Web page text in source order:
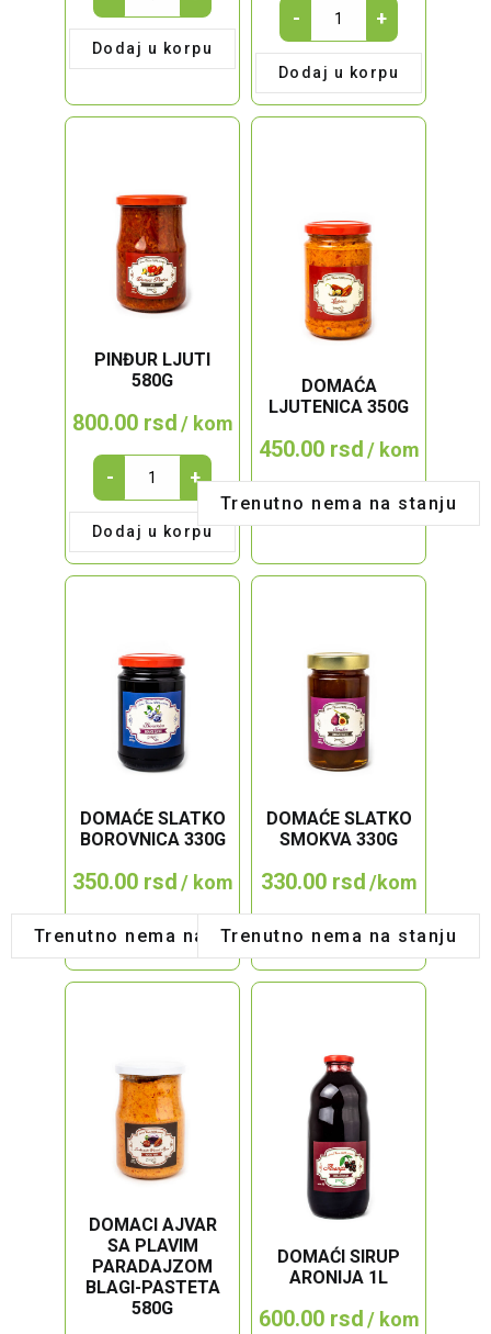
sok
1l
quantity
Dodaj u korpu
PINĐUR
BLAGI
580g
quantity
- +
Dodaj u korpu
PINĐUR LJUTI
580G
800.00 rsd/ kom
PINĐUR
LJUTI
580g
quantity
- +
Dodaj u korpu
DOMAĆA
LJUTENICA 350G
450.00 rsd/ kom
Trenutno nema na stanju
DOMAĆE SLATKO
BOROVNICA 330G
350.00 rsd/ kom
Trenutno nema na stanju
DOMAĆE SLATKO
SMOKVA 330G
330.00 rsd/kom
Trenutno nema na stanju
DOMACI AJVAR
SA PLAVIM
PARADAJZOM
BLAGI-PASTETA
580G
DOMAĆI SIRUP
ARONIJA 1L
600.00 rsd/ kom